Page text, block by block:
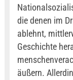
die denen im
ablehnt,
Geschichte
äußern.